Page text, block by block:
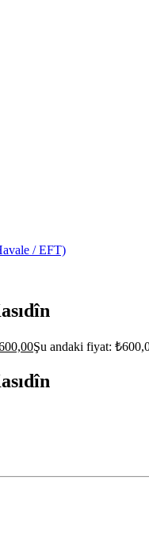
/ EFT)
Şu andaki fiyat: